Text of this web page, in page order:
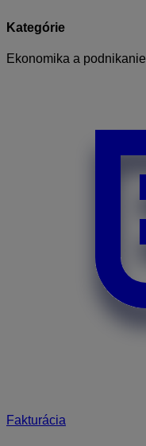
Kategórie
Ekonomika a podnikanie
Fakturácia